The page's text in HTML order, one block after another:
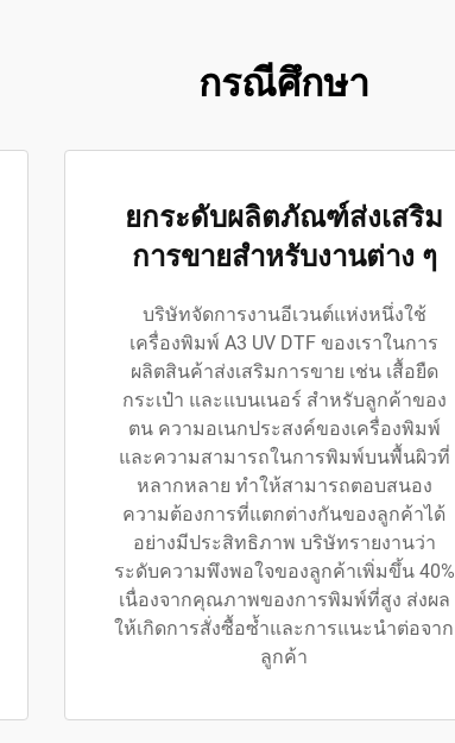
กรณีศึกษา
ยกระดับผลิตภัณฑ์ส่งเสริม
การขายสำหรับงานต่าง ๆ
บริษัทจัดการงานอีเวนต์แห่งหนึ่งใช้
เครื่องพิมพ์ A3 UV DTF ของเราในการ
ผลิตสินค้าส่งเสริมการขาย เช่น เสื้อยืด
กระเป๋า และแบนเนอร์ สำหรับลูกค้าของ
ตน ความอเนกประสงค์ของเครื่องพิมพ์
และความสามารถในการพิมพ์บนพื้นผิวที่
หลากหลาย ทำให้สามารถตอบสนอง
ความต้องการที่แตกต่างกันของลูกค้าได้
อย่างมีประสิทธิภาพ บริษัทรายงานว่า
ระดับความพึงพอใจของลูกค้าเพิ่มขึ้น 40%
เนื่องจากคุณภาพของการพิมพ์ที่สูง ส่งผล
ให้เกิดการสั่งซื้อซ้ำและการแนะนำต่อจาก
ลูกค้า